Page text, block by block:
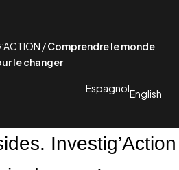
/Comprendre le monde
le changer
EspagnolEnglish
Investig’Action